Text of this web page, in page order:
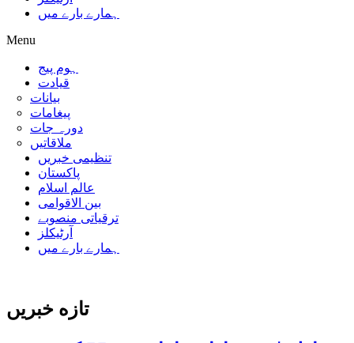
ہمارے بارے میں
Menu
ہوم پیج
قیادت
بیانات
پیغامات
دورہ جات
ملاقاتیں
تنظیمی خبریں
پاکستان
عالم اسلام
بین الاقوامی
ترقیاتی منصوبے
آرٹیکلز
ہمارے بارے میں
تازه خبریں